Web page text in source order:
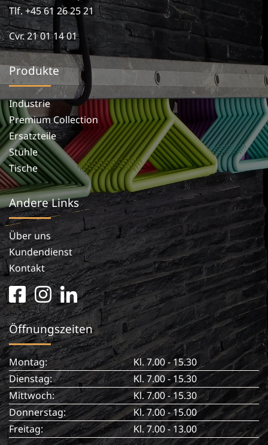
Tlf. +45 61 26 25 21
Cvr. 21 01 14 01
Produkte
Industrie
Premium Collection
Ersatzteile
Stühle
Tische
Andere Links
Über uns
Kundendienst
Kontakt
facebook
square
instagram
linkedin
in
Öffnungszeiten
Montag:
Kl. 7.00 - 15.30
Dienstag:
Kl. 7.00 - 15.30
Mittwoch:
Kl. 7.00 - 15.30
Donnerstag:
Kl. 7.00 - 15.00
Freitag:
Kl. 7.00 - 13.00